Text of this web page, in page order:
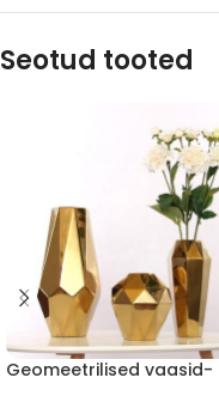
Seotud tooted
Geomeetrilised vaasid-